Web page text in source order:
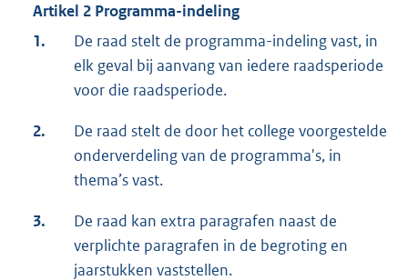
Artikel 2 Programma-indeling
1.
De raad stelt de programma-indeling vast, in
elk geval bij aanvang van iedere raadsperiode
voor die raadsperiode.
2.
De raad stelt de door het college voorgestelde
onderverdeling van de programma's, in
thema’s vast.
3.
De raad kan extra paragrafen naast de
verplichte paragrafen in de begroting en
jaarstukken vaststellen.